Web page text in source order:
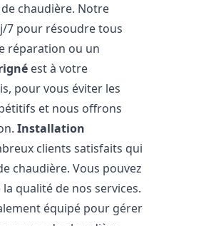
chaudière. Notre
7 pour résoudre tous
réparation ou un
est à votre
pour vous éviter les
et nous offrons
Installation
clients satisfaits qui
chaudière. Vous pouvez
qualité de nos services.
équipé pour gérer